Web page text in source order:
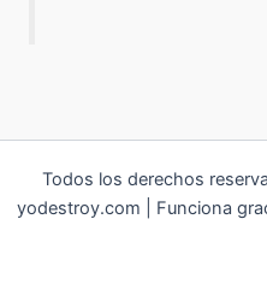
Todos los derechos
yodestroy.com | Funciona